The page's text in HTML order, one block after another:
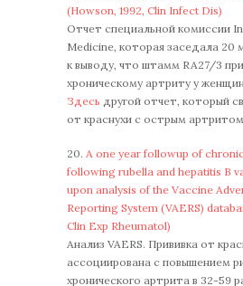
(Howson, 1992, Clin Infect Dis)
Отчет специальной комиссии
Medicine, которая заседала 20
к выводу, что штамм RA27/3
хроническому артриту у
Здесь другой отчет, который
от краснухи с острым
20. A one year followup of
following rubella and hepatitis B
upon analysis of the Vaccine
Reporting System (VAERS)
Clin Exp Rheumatol)
Анализ VAERS. Прививка от
ассоциирована с повышением
хронического артрита в 32-59